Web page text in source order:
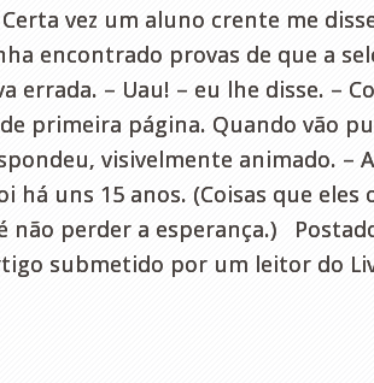
Certa vez um aluno crente me
encontrado provas de que a
errada. – Uau! – eu lhe disse. –
primeira página. Quando vão
visivelmente animado. –
há uns 15 anos. (Coisas que eles
não perder a esperança.)
submetido por um leitor do